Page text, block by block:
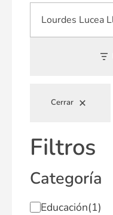
Cerrar
Filtros
Categoría
Educación(1)